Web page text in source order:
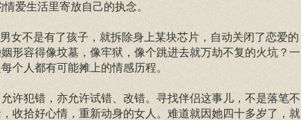
爱生活里寄放自己的执念。
不是有了孩子，就拆除身上某块芯片，自动关闭了恋爱的
形容得像坟墓，像牢狱，像个跳进去就万劫不复的火坑？一
人都有可能摊上的情感历程。
犯错，亦允许试错、改错。寻找伴侣这事儿，不是落笔不
收拾好心情，重新动身的女人。难道就因她四十多岁了，就